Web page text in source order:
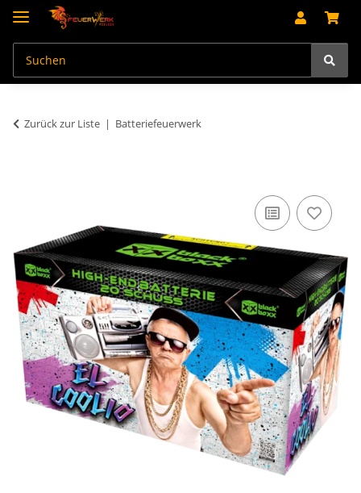
Zurück zur Liste Batteriefeuerwerk
An dieser Stelle findest Du Inhalte von Drittanbietern (Youtube).
Möchtest Du Inhalte von Drittanbietern angezeigt bekommen, klicke
bitte in den Einstellungen zur Privatssphäre "Alle akzeptieren" und
lade anschließend die Seite neu.